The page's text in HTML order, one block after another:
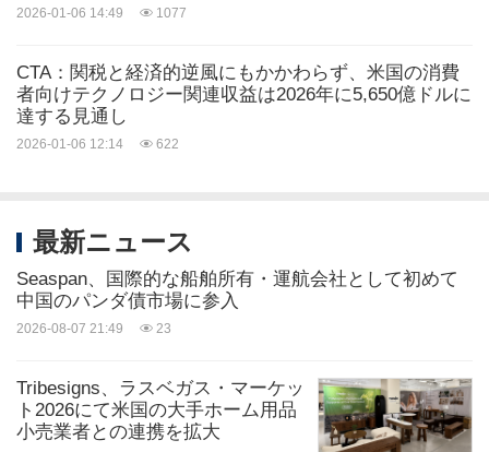
CES 2025ではCES クリエイター・スペース、デジ
タルヘルスサミット、イノベーション・ポリシー・
サミット 、リサーチ・サミット
る。CES.テックCES 2025のライブ・アップデート
とストリーミングをご覧ください。
し、CESアプリを ダウンロードしてショーを計画
し、会場を案内してください。
2026-01-06 14:49 1077
CTA：関税と経済的逆風にもかかわらず、米国の消費
者向けテクノロジー関連収益は2026年に5,650億ドルに
達する見通し
2026-01-06 12:14 622
最新ニュース
Seaspan、国際的な船舶所有・運航会社として初めて
中国のパンダ債市場に参入
2026-08-07 21:49 23
Tribesigns、ラスベガス・マーケッ
ト2026にて米国の大手ホーム用品
小売業者との連携を拡大